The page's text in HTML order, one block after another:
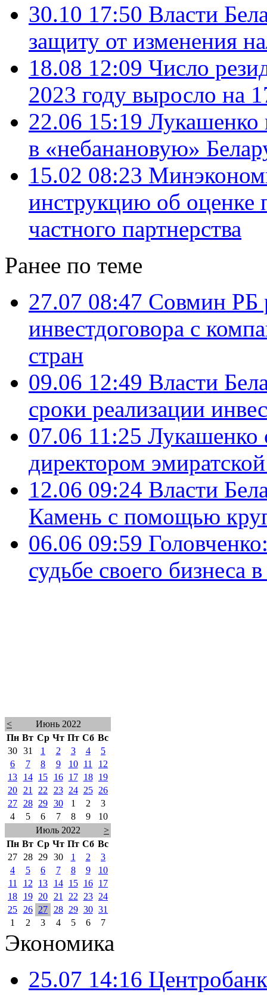
30.10 17:50 Власти
защиту от изменения
18.08 12:09 Число
2023 году выросло на
22.06 15:19 Лукашенко
в «небанановую»
15.02 08:23
инструкцию об оценке
частного партнерства
Ранее по теме
27.07 08:47 Совмин РБ
инвестдоговора с
стран
09.06 12:49 Власти
сроки реализации
07.06 11:25 Лукашенко
директором
12.06 09:24 Власти
Камень с помощью
06.06 09:59
судьбе своего бизнеса
<
Июнь 2022
Пн Вт Ср Чт Пт Сб Вс
30 31 1 2 3 4
5
6
7 8 9 10 11
12
13
14 15 16 17 18
19
20
21 22 23 24 25
26
27
28 29 30 1 2
3
4
5 6 7 8 9
10
Июль 2022
>
Пн Вт Ср Чт Пт Сб Вс
27
28 29 30 1 2
3
4
5 6 7 8 9
10
11
12 13 14 15 16
17
18
19 20 21 22 23
24
25
26 27 28 29 30 31
1
2 3 4 5 6 7
Экономика
25.07 14:16